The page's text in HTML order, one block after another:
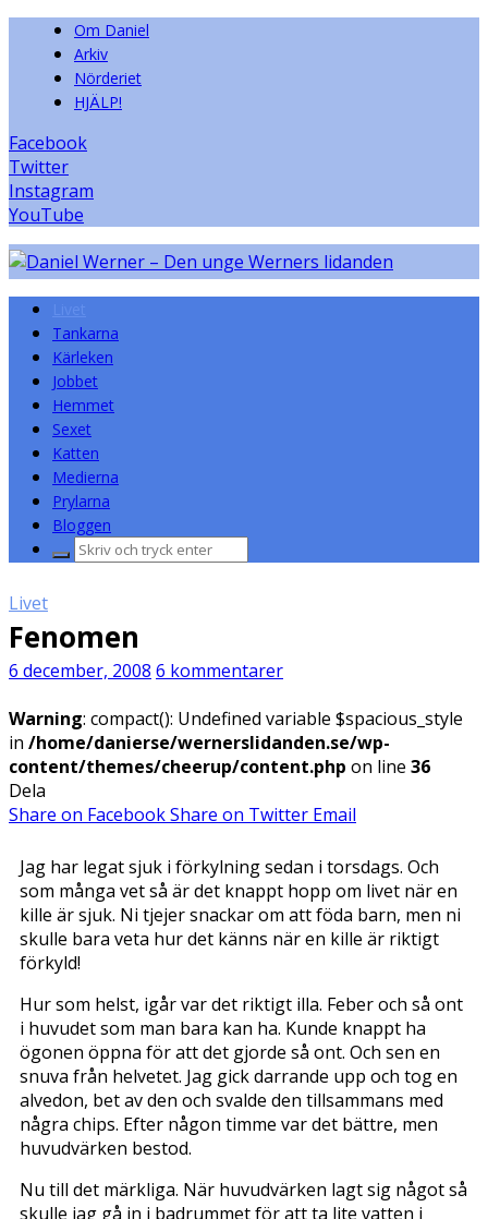
Om Daniel
Arkiv
Nörderiet
HJÄLP!
Facebook
Twitter
Instagram
YouTube
Tankarna
Kärleken
Jobbet
Hemmet
Sexet
Katten
Medierna
Prylarna
Bloggen
Sök
Livet
Fenomen
6 december, 2008 6 kommentarer
Warning: compact(): Undefined variable $spacious_style
in /home/danierse/wernerslidanden.se/wp-
content/themes/cheerup/content.php on line 36
Dela
Share on FacebookShare on Twitter Email
Jag har legat sjuk i förkylning sedan i torsdags. Och
som många vet så är det knappt hopp om livet när en
kille är sjuk. Ni tjejer snackar om att föda barn, men ni
skulle bara veta hur det känns när en kille är riktigt
förkyld!
Hur som helst, igår var det riktigt illa. Feber och så ont
i huvudet som man bara kan ha. Kunde knappt ha
ögonen öppna för att det gjorde så ont. Och sen en
snuva från helvetet. Jag gick darrande upp och tog en
alvedon, bet av den och svalde den tillsammans med
några chips. Efter någon timme var det bättre, men
huvudvärken bestod.
Nu till det märkliga. När huvudvärken lagt sig något så
skulle jag gå in i badrummet för att ta lite vatten i